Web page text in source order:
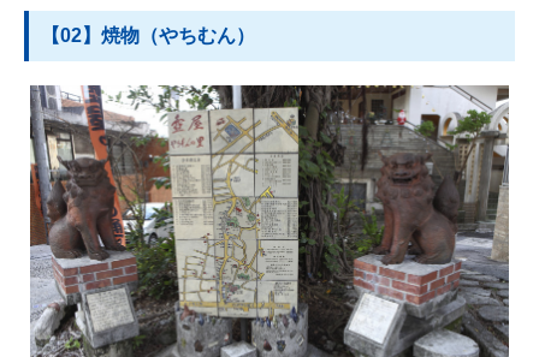
【02】焼物（やちむん）